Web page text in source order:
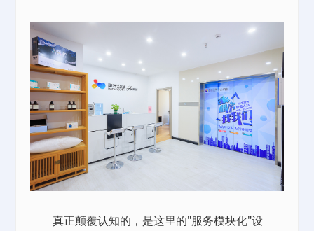
真正颠覆认知的，是这里的"服务模块化"设